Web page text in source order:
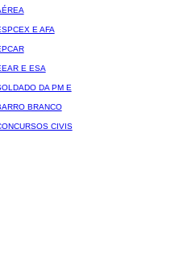
E AFA
E ESA
DA PM E
BRANCO
CIVIS